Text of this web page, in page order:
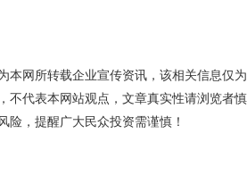
本网所转载企业宣传资讯，该相关信息仅为
不代表本网站观点，文章真实性请浏览者慎
险，提醒广大民众投资需谨慎！